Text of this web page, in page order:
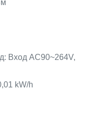
Вход AC90~264V,
kW/h